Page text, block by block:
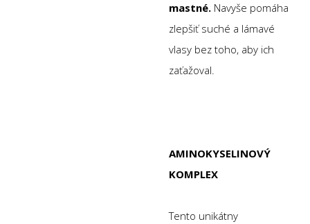
mastné. Navyše pomáha
zlepšiť suché a lámavé
vlasy bez toho, aby ich
zaťažoval.
AMINOKYSELINOVÝ
KOMPLEX
Tento unikátny